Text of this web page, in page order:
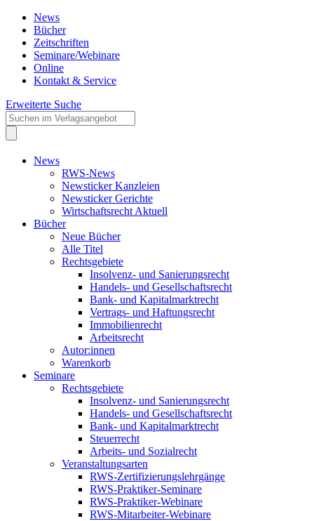
News
Bücher
Zeitschriften
Seminare/Webinare
Online
Kontakt & Service
Erweiterte Suche
News
RWS-News
Newsticker Kanzleien
Newsticker Gerichte
Wirtschaftsrecht Aktuell
Bücher
Neue Bücher
Alle Titel
Rechtsgebiete
Insolvenz- und Sanierungsrecht
Handels- und Gesellschaftsrecht
Bank- und Kapitalmarktrecht
Vertrags- und Haftungsrecht
Immobilienrecht
Arbeitsrecht
Autor:innen
Warenkorb
Seminare
Rechtsgebiete
Insolvenz- und Sanierungsrecht
Handels- und Gesellschaftsrecht
Bank- und Kapitalmarktrecht
Steuerrecht
Arbeits- und Sozialrecht
Veranstaltungsarten
RWS-Zertifizierungslehrgänge
RWS-Praktiker-Seminare
RWS-Praktiker-Webinare
RWS-Mitarbeiter-Webinare